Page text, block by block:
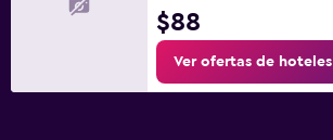
$88
Ver ofertas de hoteles